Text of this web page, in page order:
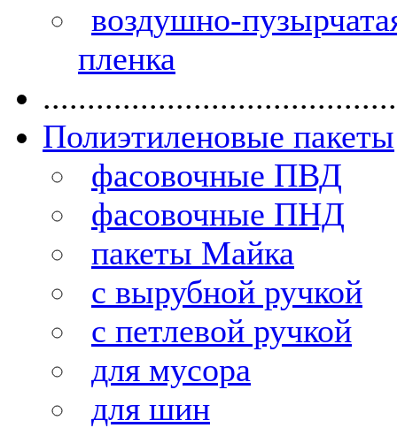
воздушно-
пленка
Полиэтиленовые пакеты
фасовочные ПВД
фасовочные ПНД
пакеты Майка
с вырубной ручкой
с петлевой ручкой
для мусора
для шин